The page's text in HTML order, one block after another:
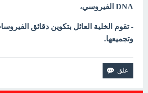
DNA الفيروسي،
- تقوم الخلية العائل بتكوين دقائق
وتجميعها.